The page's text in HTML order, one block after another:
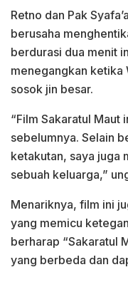
Retno dan Pak
berusaha
berdurasi dua menit
menegangkan ketika
sosok jin besar.
“Film Sakaratul
sebelumnya. Selain
ketakutan, saya juga
sebuah keluarga,”
Menariknya, film ini
yang memicu
berharap “Sakaratul
yang berbeda dan